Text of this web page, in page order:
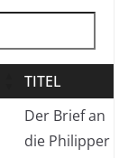
TITEL
Der Brief an
die Philipper